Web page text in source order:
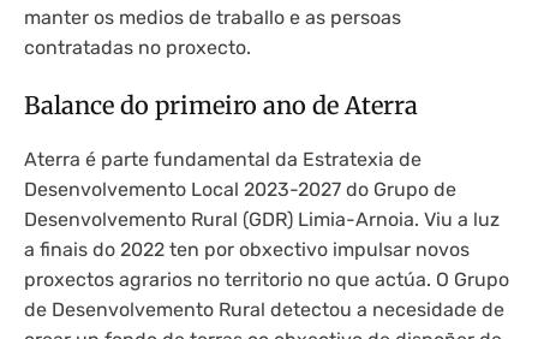
manter os medios de traballo e as persoas
contratadas no proxecto.
Balance do primeiro ano de Aterra
Aterra é parte fundamental da Estratexia de
Desenvolvemento Local 2023-2027 do Grupo de
Desenvolvemento Rural (GDR) Limia-Arnoia. Viu a luz
a finais do 2022 ten por obxectivo impulsar novos
proxectos agrarios no territorio no que actúa. O Grupo
de Desenvolvemento Rural detectou a necesidade de